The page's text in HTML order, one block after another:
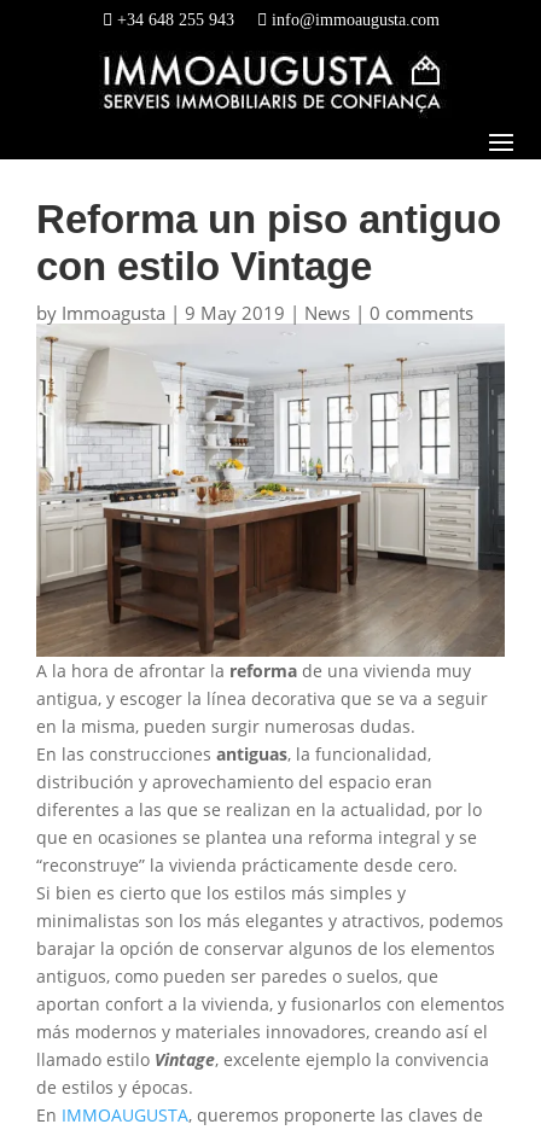
+34 648 255 943 info@immoaugusta.com
Reforma un piso antiguo
con estilo Vintage
by Immoagusta | 9 May 2019 | News | 0 comments
A la hora de afrontar la reforma de una vivienda muy
antigua, y escoger la línea decorativa que se va a seguir
en la misma, pueden surgir numerosas dudas.
En las construcciones antiguas, la funcionalidad,
distribución y aprovechamiento del espacio eran
diferentes a las que se realizan en la actualidad, por lo
que en ocasiones se plantea una reforma integral y se
“reconstruye” la vivienda prácticamente desde cero.
Si bien es cierto que los estilos más simples y
minimalistas son los más elegantes y atractivos, podemos
barajar la opción de conservar algunos de los elementos
antiguos, como pueden ser paredes o suelos, que
aportan confort a la vivienda, y fusionarlos con elementos
más modernos y materiales innovadores, creando así el
llamado estilo Vintage, excelente ejemplo la convivencia
de estilos y épocas.
En IMMOAUGUSTA, queremos proponerte las claves de